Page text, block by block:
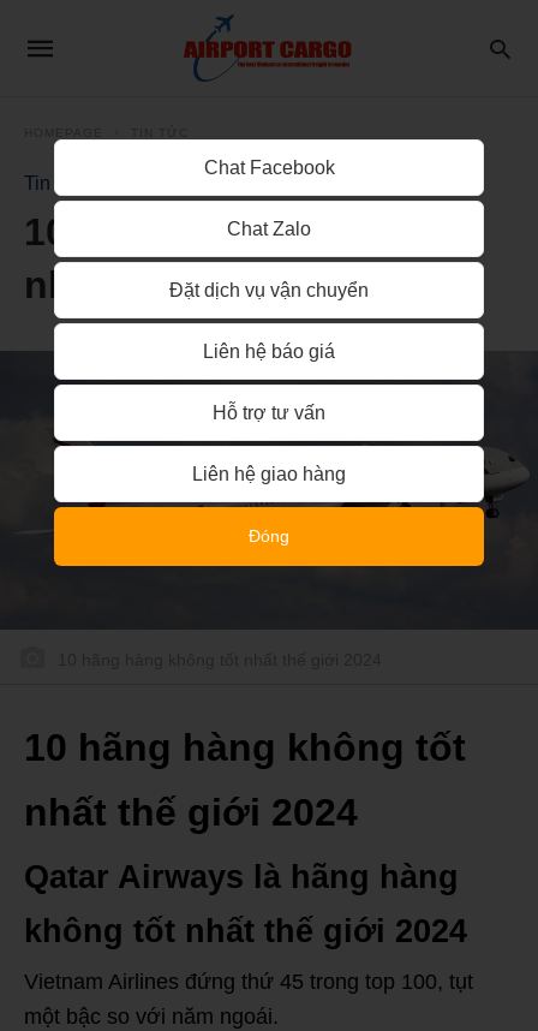
Tin Tức
10 hãng hàng không tốt
nhất thế giới 2024
10 hãng hàng không tốt
nhất thế giới 2024
Qatar Airways là hãng hàng
không tốt nhất thế giới 2024
Vietnam Airlines đứng thứ 45 trong top 100, tụt
một bậc so với năm ngoái.
Chat Facebook
Chat Zalo
Đặt dịch vụ vận chuyển
Liên hệ báo giá
Hỗ trợ tư vấn
Liên hệ giao hàng
Đóng